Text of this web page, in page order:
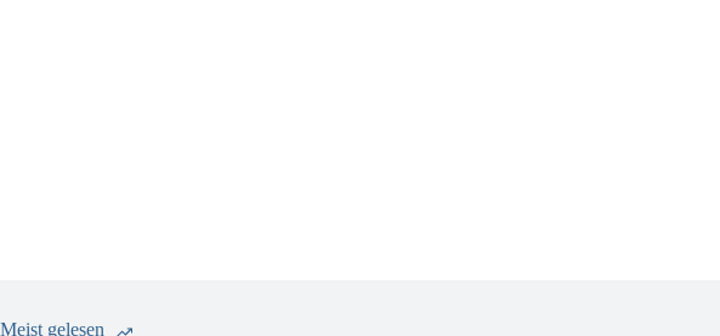
Meist gelesen